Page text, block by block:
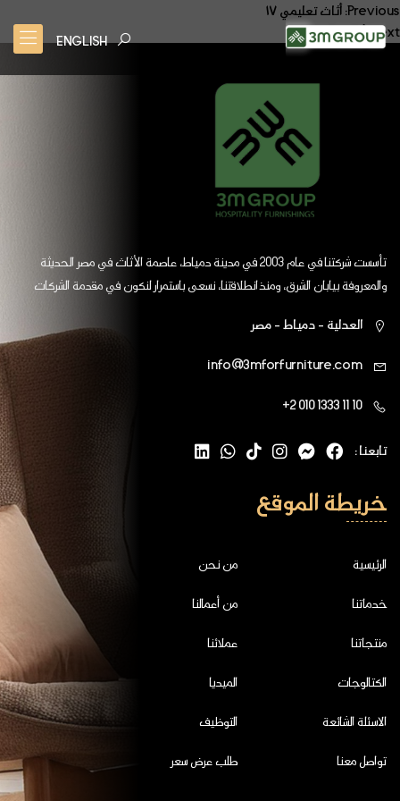
ENGLISH
تصفّح
المقالات
Previous: أثاث تعليمي ١٧
Next: أثاث تعليمي ١٨
تأسست شركتنا في عام 2003 في مدينة دمياط، عاصمة الأثاث في مصر الحديثة
والمعروفة بيابان الشرق، ومنذ انطلاقتنا، نسعى باستمرار لنكون في مقدمة الشركات
العدلية - دمياط - مصر
info@3mforfurniture.com
+2 010 1333 11 10
تابعنا :
خريطة الموقع
الرئيسية من نحن
خدماتنا من أعمالنا
منتجاتنا عملائنا
الكتالوجات الميديا
الاسئلة الشائعة التوظيف
تواصل معنا طلب عرض سعر